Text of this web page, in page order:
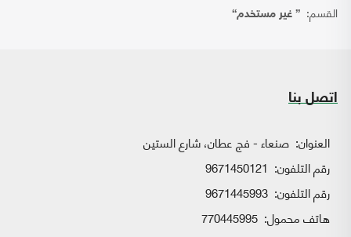
القسم: { غير مستخدم}
اتصل بنا
العنوان: صنعاء - فج عطان، شارع الستين
رقم التلفون: 9671450121
رقم التلفون: 9671445993
هاتف محمول: 770445995